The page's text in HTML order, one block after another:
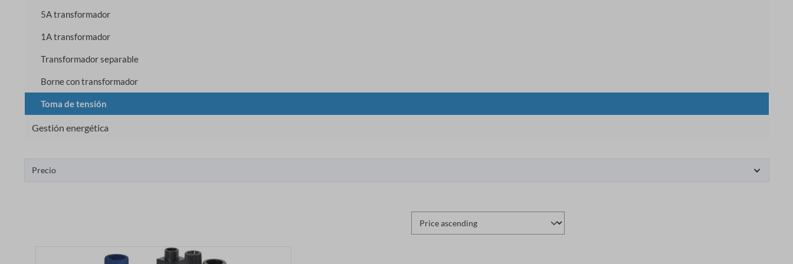
5A transformador
1A transformador
Transformador separable
Borne con transformador
Toma de tensión
Gestión energética
Precio